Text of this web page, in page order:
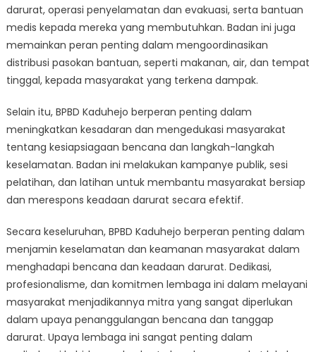
darurat, operasi penyelamatan dan evakuasi, serta bantuan
medis kepada mereka yang membutuhkan. Badan ini juga
memainkan peran penting dalam mengoordinasikan
distribusi pasokan bantuan, seperti makanan, air, dan tempat
tinggal, kepada masyarakat yang terkena dampak.
Selain itu, BPBD Kaduhejo berperan penting dalam
meningkatkan kesadaran dan mengedukasi masyarakat
tentang kesiapsiagaan bencana dan langkah-langkah
keselamatan. Badan ini melakukan kampanye publik, sesi
pelatihan, dan latihan untuk membantu masyarakat bersiap
dan merespons keadaan darurat secara efektif.
Secara keseluruhan, BPBD Kaduhejo berperan penting dalam
menjamin keselamatan dan keamanan masyarakat dalam
menghadapi bencana dan keadaan darurat. Dedikasi,
profesionalisme, dan komitmen lembaga ini dalam melayani
masyarakat menjadikannya mitra yang sangat diperlukan
dalam upaya penanggulangan bencana dan tanggap
darurat. Upaya lembaga ini sangat penting dalam